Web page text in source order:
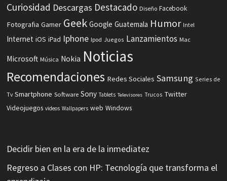
Curiosidad Descargas Destacado Diseño Facebook
Fotografia Gamer Geek Google Guatemala Humor Intel
Internet iOS iPad Iphone Ipod Juegos Lanzamientos Mac
Microsoft Música Nokia Noticias
Recomendaciones Redes Sociales Samsung Series de
Tv Smartphone Software Sony Tablets Televisores Trucos Twitter
Videojuegos videos Wallpapers web Windows
Decidir bien en la era de la inmediatez
Regreso a Clases con HP: Tecnología que transforma el